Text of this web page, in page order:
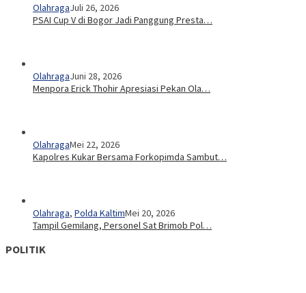
OlahragaJuli 26, 2026
PSAI Cup V di Bogor Jadi Panggung Presta…
OlahragaJuni 28, 2026
Menpora Erick Thohir Apresiasi Pekan Ola…
OlahragaMei 22, 2026
Kapolres Kukar Bersama Forkopimda Sambut…
Olahraga, Polda KaltimMei 20, 2026
Tampil Gemilang, Personel Sat Brimob Pol…
POLITIK